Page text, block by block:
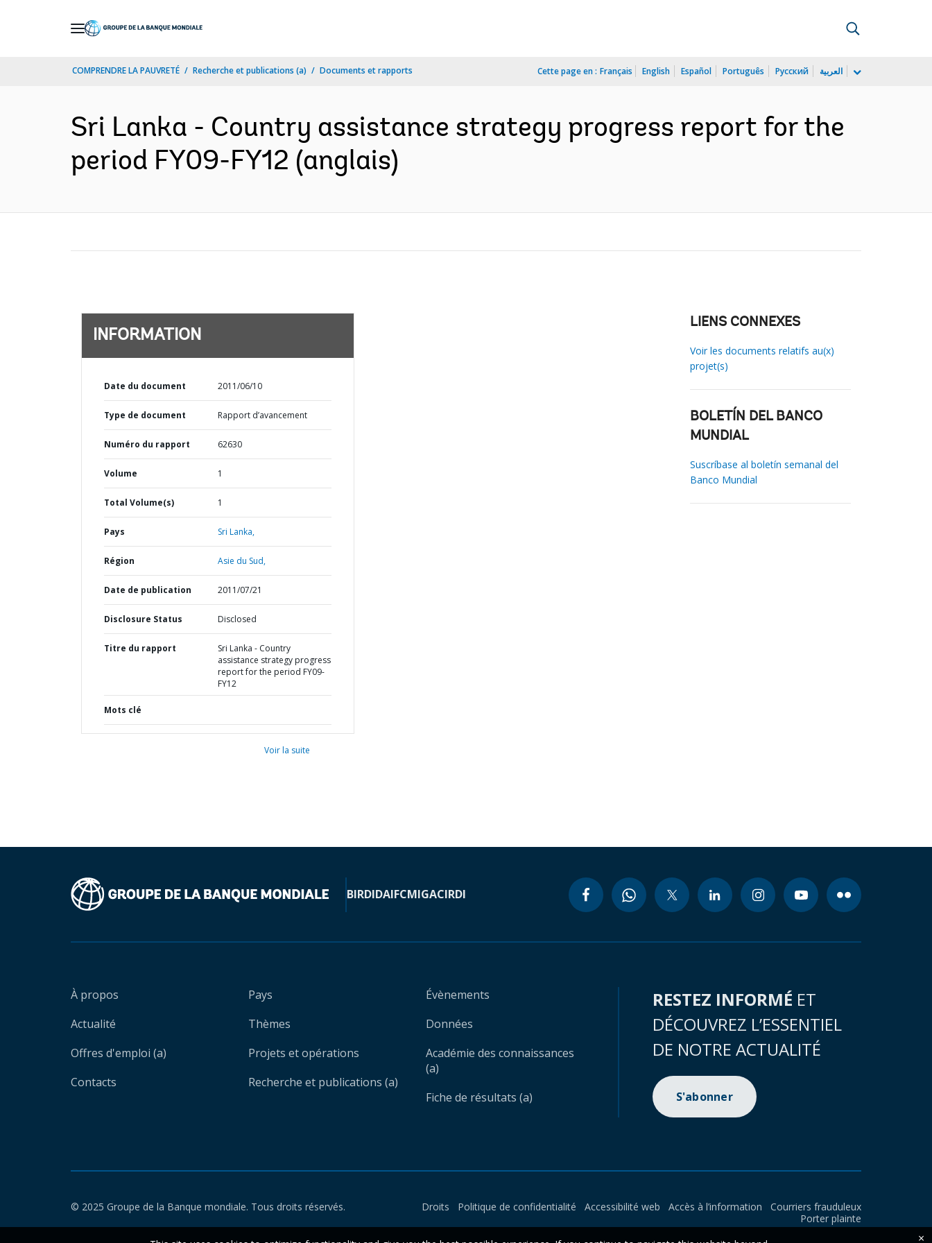
COMPRENDRE LA PAUVRETÉ Recherche et publications (a) Documents et rapports Cette page en : Français English Español Português Русский العربية
Sri Lanka - Country assistance strategy progress report for the
period FY09-FY12 (anglais)
INFORMATION
Date du document 2011/06/10
Type de document Rapport d’avancement
Numéro du rapport 62630
Volume 1
Total Volume(s) 1
Pays Sri Lanka,
Région Asie du Sud,
Date de publication 2011/07/21
Disclosure Status Disclosed
Titre du rapport
Sri Lanka - Country
assistance strategy progress
report for the period FY09-
FY12
Mots clé
Voir la suite
LIENS CONNEXES
Voir les documents relatifs au(x)
projet(s)
BOLETÍN DEL BANCO
MUNDIAL
Suscríbase al boletín semanal del
Banco Mundial
BIRDIDAIFCMIGACIRDI
À propos
Actualité
Offres d'emploi (a)
Contacts
Pays
Thèmes
Projets et opérations
Recherche et publications (a)
Évènements
Données
Académie des connaissances
(a)
Fiche de résultats (a)
RESTEZ INFORMÉ ET
DÉCOUVREZ L’ESSENTIEL
DE NOTRE ACTUALITÉ
S'abonner
© 2025 Groupe de la Banque mondiale. Tous droits réservés. Droits Politique de confidentialité Accessibilité web Accès à l’information
Courriers frauduleux
Porter plainte
×